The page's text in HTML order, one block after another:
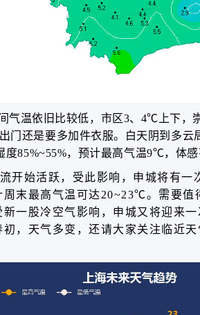
气温依旧比较低，市区3、4℃上下，
门还是要多加件衣服。白天阴到多云
度85%~55%，预计最高气温9℃，体感
开始活跃，受此影响，申城将有一
周末最高气温可达20~23℃。需要值
新一股冷空气影响，申城又将迎来
，天气多变，还请大家关注临近